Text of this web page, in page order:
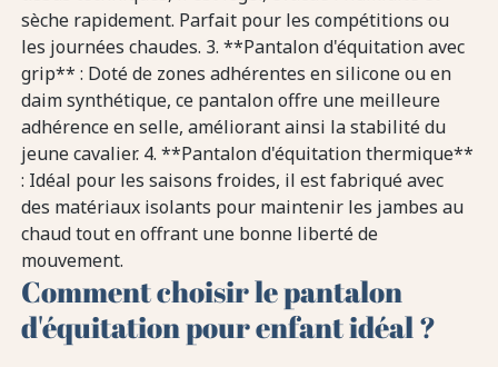
sèche rapidement. Parfait pour les compétitions ou
les journées chaudes. 3. **Pantalon d'équitation avec
grip** : Doté de zones adhérentes en silicone ou en
daim synthétique, ce pantalon offre une meilleure
adhérence en selle, améliorant ainsi la stabilité du
jeune cavalier. 4. **Pantalon d'équitation thermique**
: Idéal pour les saisons froides, il est fabriqué avec
des matériaux isolants pour maintenir les jambes au
chaud tout en offrant une bonne liberté de
mouvement.
Comment choisir le pantalon
d'équitation pour enfant idéal ?